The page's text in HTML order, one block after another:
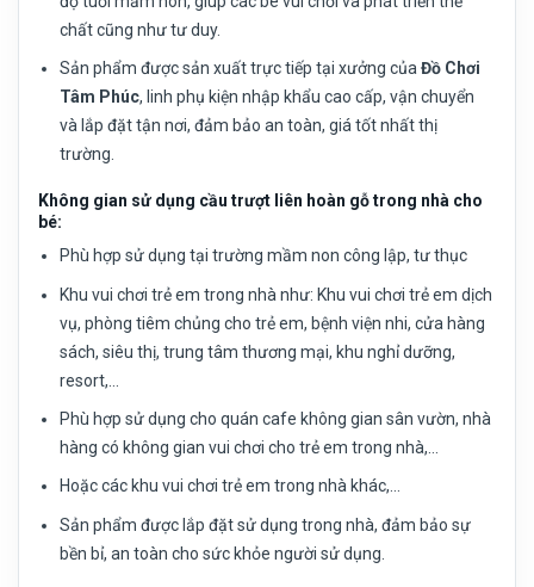
chất cũng như tư duy.
Sản phẩm được sản xuất trực tiếp tại xưởng củaĐồ Chơi
Tâm Phúc, linh phụ kiện nhập khẩu cao cấp, vận chuyển
và lắp đặt tận nơi, đảm bảo an toàn, giá tốt nhất thị
trường.
Không gian sử dụng cầu trượt liên hoàn gỗ trong nhà cho
bé:
Phù hợp sử dụng tại trường mầm non công lập, tư thục
Khu vui chơi trẻ em trong nhà như: Khu vui chơi trẻ em dịch
vụ, phòng tiêm chủng cho trẻ em, bệnh viện nhi, cửa hàng
sách, siêu thị, trung tâm thương mại, khu nghỉ dưỡng,
resort,…
Phù hợp sử dụng cho quán cafe không gian sân vườn, nhà
hàng có không gian vui chơi cho trẻ em trong nhà,…
Hoặc các khu vui chơi trẻ em trong nhà khác,…
Sản phẩm được lắp đặt sử dụng trong nhà, đảm bảo sự
bền bỉ, an toàn cho sức khỏe người sử dụng.